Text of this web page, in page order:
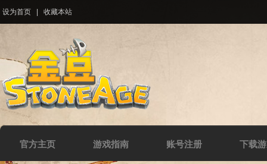
设为首页 收藏本站
官方主页 游戏指南 账号注册 下载